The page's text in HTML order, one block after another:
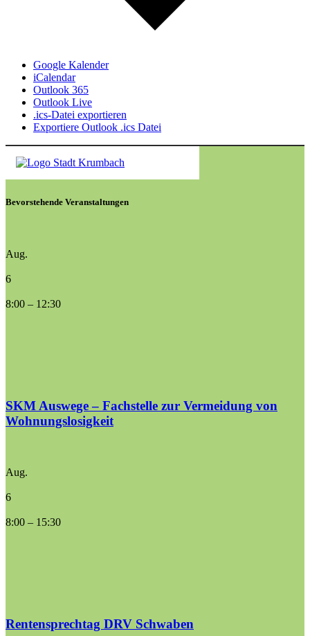
Google Kalender
iCalendar
Outlook 365
Outlook Live
.ics-Datei exportieren
Exportiere Outlook .ics Datei
Bevorstehende Veranstaltungen
Aug.
6
8:00 – 12:30
SKM Auswege – Fachstelle zur Vermeidung von
Wohnungslosigkeit
Aug.
6
8:00 – 15:30
Rentensprechtag DRV Schwaben